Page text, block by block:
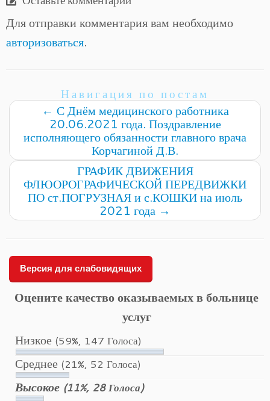
Для отправки комментария вам необходимо
авторизоваться.
Навигация по постам
← С Днём медицинского работника
20.06.2021 года. Поздравление
исполняющего обязанности главного врача
Корчагиной Д.В.
ГРАФИК ДВИЖЕНИЯ
ФЛЮОРОГРАФИЧЕСКОЙ ПЕРЕДВИЖКИ
ПО ст.ПОГРУЗНАЯ и с.КОШКИ на июль
2021 года →
Версия для слабовидящих
Оцените качество оказываемых в больнице
услуг
Низкое (59%, 147 Голоса)
Среднее (21%, 52 Голоса)
Высокое (11%, 28 Голоса)